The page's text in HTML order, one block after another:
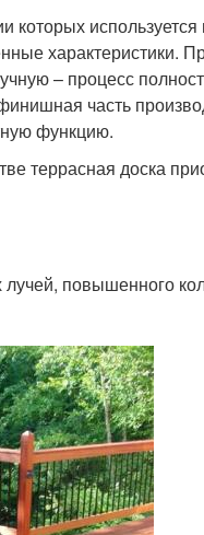
которых используется
характеристики.
– процесс
часть
функцию.
террасная доска
повышенного